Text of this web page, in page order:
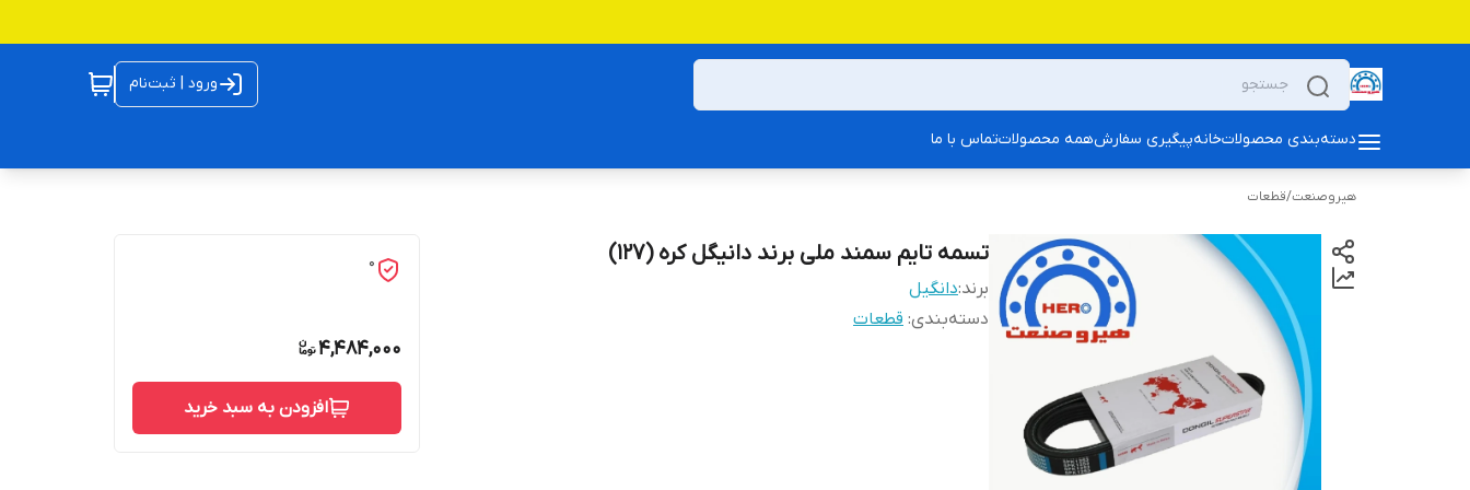
ورود | ثبت‌نام
دسته‌بندی محصولاتخانهپیگیری سفارشهمه محصولاتتماس با ما
هیروصنعت/قطعات
تسمه تایم سمند ملی برند دانیگل کره (127)
برند:دانگیل
دسته‌بندی: قطعات
0
4,484,000
افزودن به سبد خرید